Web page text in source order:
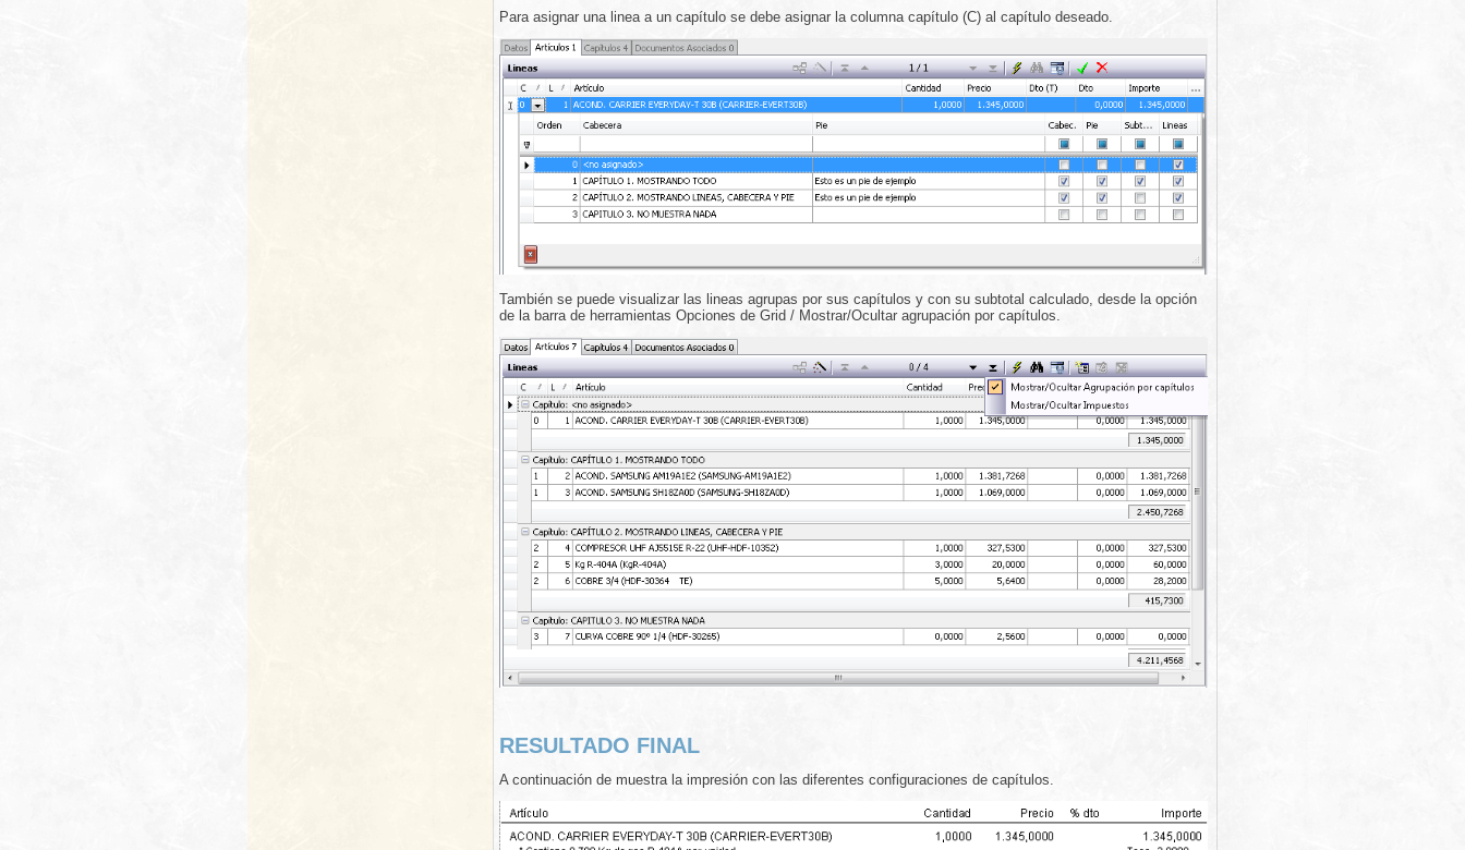
Para asignar una linea a un capítulo se debe asignar la columna capítulo (C) al capítulo deseado.
También se puede visualizar las lineas agrupas por sus capítulos y con su subtotal calculado, desde la opción
de la barra de herramientas Opciones de Grid / Mostrar/Ocultar agrupación por capítulos.
RESULTADO FINAL
A continuación de muestra la impresión con las diferentes configuraciones de capítulos.